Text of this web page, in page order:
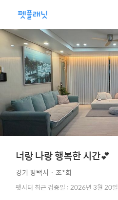
너랑 나랑 행복한 시간💕
경기 평택시 · 조*희
펫시터 최근 검증일 : 2026년 3월 20일